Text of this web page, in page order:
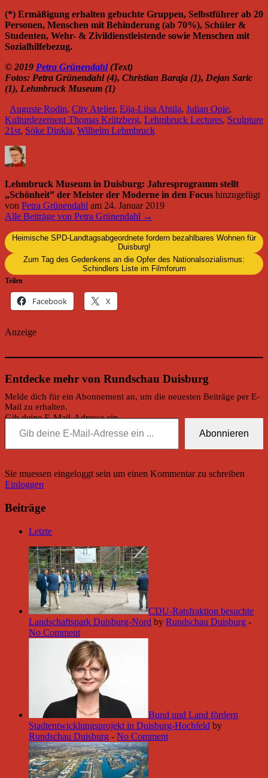
(*) Ermäßigung erhalten gebuchte Gruppen, Selbstführer ab 20
Personen, Menschen mit Behinderung (ab 70%), Schüler &
Studenten, Wehr- & Zivildienstleistende sowie Menschen mit
Sozialhilfebezug.
© 2019 Petra Grünendahl(Text)
Fotos: Petra Grünendahl (4), Christian Baraja (1), Dejan Saric
(1), Lehmbruck Museum (1)
Auguste Rodin, City Atelier, Eija-Liisa Ahtila, Julian Opie,
Kulturdezernent Thomas Krützberg, Lehmbruck Lectures, Sculpture
21st, Söke Dinkla, Wilhelm Lehmbruck
Lehmbruck Museum in Duisburg: Jahresprogramm stellt
„Schönheit” der Meister der Moderne in den Focus hinzugefügt
von Petra Grünendahl am 24. Januar 2019
Alle Beiträge von Petra Grünendahl →
Heimische SPD-Landtagsabgeordnete fordern bezahlbares Wohnen für
Duisburg!
Zum Tag des Gedenkens an die Opfer des Nationalsozialismus:
Schindlers Liste im Filmforum
Teilen
Facebook X
Anzeige
Entdecke mehr von Rundschau Duisburg
Melde dich für ein Abonnement an, um die neuesten Beiträge per E-
Mail zu erhalten.
Gib deine E-Mail-Adresse ein ...
Abonnieren
Sie muessen eingeloggt sein um einen Kommentar zu schreiben
Einloggen
Beiträge
Letzte
CDU-Ratsfraktion besuchte
Landschaftspark Duisburg-Nord by Rundschau Duisburg -
No Comment
Bund und Land fördern
Stadtentwicklungsprojekt in Duisburg-Hochfeld by
Rundschau Duisburg - No Comment